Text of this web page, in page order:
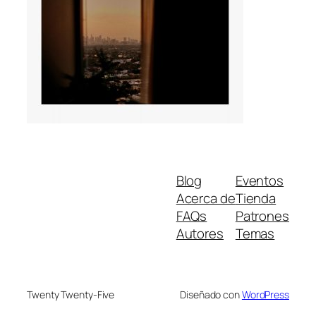
Blog
Acerca de
FAQs
Autores
Eventos
Tienda
Patrones
Temas
Twenty Twenty-Five Diseñado conWordPress